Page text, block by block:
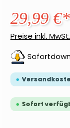
29,99 €*
Preise inkl.
Sofort